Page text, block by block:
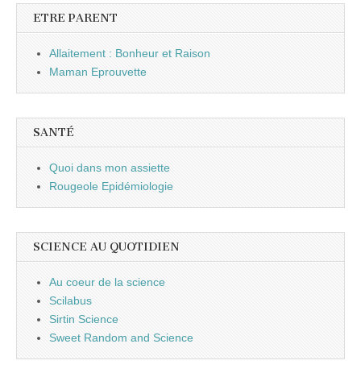
ETRE PARENT
Allaitement : Bonheur et Raison
Maman Eprouvette
SANTÉ
Quoi dans mon assiette
Rougeole Epidémiologie
SCIENCE AU QUOTIDIEN
Au coeur de la science
Scilabus
Sirtin Science
Sweet Random and Science